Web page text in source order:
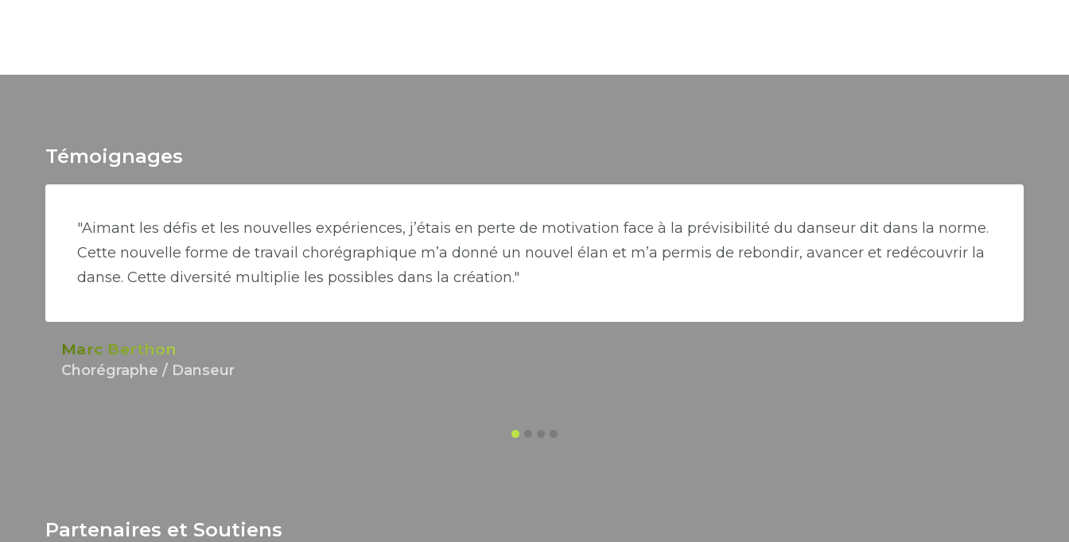
Témoignages
"Aimant les défis et les nouvelles expériences, j’étais en perte de motivation face à la prévisibilité du danseur dit dans la norme.
Cette nouvelle forme de travail chorégraphique m’a donné un nouvel élan et m’a permis de rebondir, avancer et redécouvrir la
danse. Cette diversité multiplie les possibles dans la création."
Marc Berthon
Chorégraphe / Danseur
Partenaires et Soutiens